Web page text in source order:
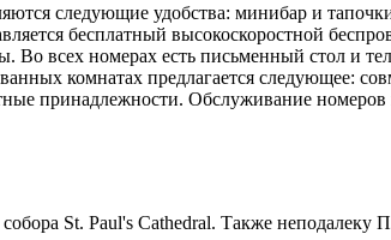
следующие удобства: минибар и
бесплатный высокоскоростной
Во всех номерах есть письменный стол и
комнатах предлагается следующее:
принадлежности. Обслуживание номеров
St. Paul's Cathedral. Также неподалеку